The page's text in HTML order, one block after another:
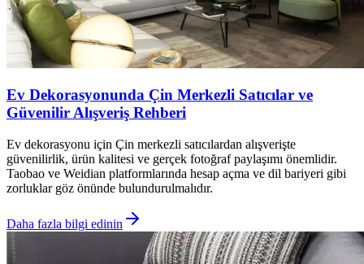
Ev Dekorasyonunda Çin Merkezli Satıcılar ve
Güvenilir Alışveriş Rehberi
Ev dekorasyonu için Çin merkezli satıcılardan alışverişte
güvenilirlik, ürün kalitesi ve gerçek fotoğraf paylaşımı önemlidir.
Taobao ve Weidian platformlarında hesap açma ve dil bariyeri gibi
zorluklar göz önünde bulundurulmalıdır.
Daha fazla bilgi edinin